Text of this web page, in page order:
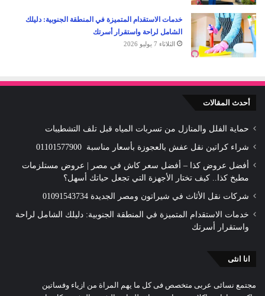
خدمات الاستقدام المتميزة في المنطقة الجنوبية: دليلك
الشامل لراحة واستقرار أسرتك
الثلاثاء 7 يوليو 2026
أحدث المقالات
حماية الفلل والمنازل من تسربات المياه قبل تلف التشطيبات
شراء كراتين نقل عفش بالعجوزة بأسعار مناسبة 01101577900
أفضل عروض كذا – أفضل سعر كاش في مصر | عروض مستلزمات
مطبخ كذا.. كيف تختار الأجهزة التي تجعل حياتك أسهل؟
شركات نقل الأثاث في شيراتون ومصر الجديدة 01091543734
خدمات الاستقدام المتميزة في المنطقة الجنوبية: دليلك الشامل لراحة
واستقرار أسرتك
انا انثى
مجتمع نسائى عربى متخصص فى كل ما يهم المراة من ازياء وفساتين